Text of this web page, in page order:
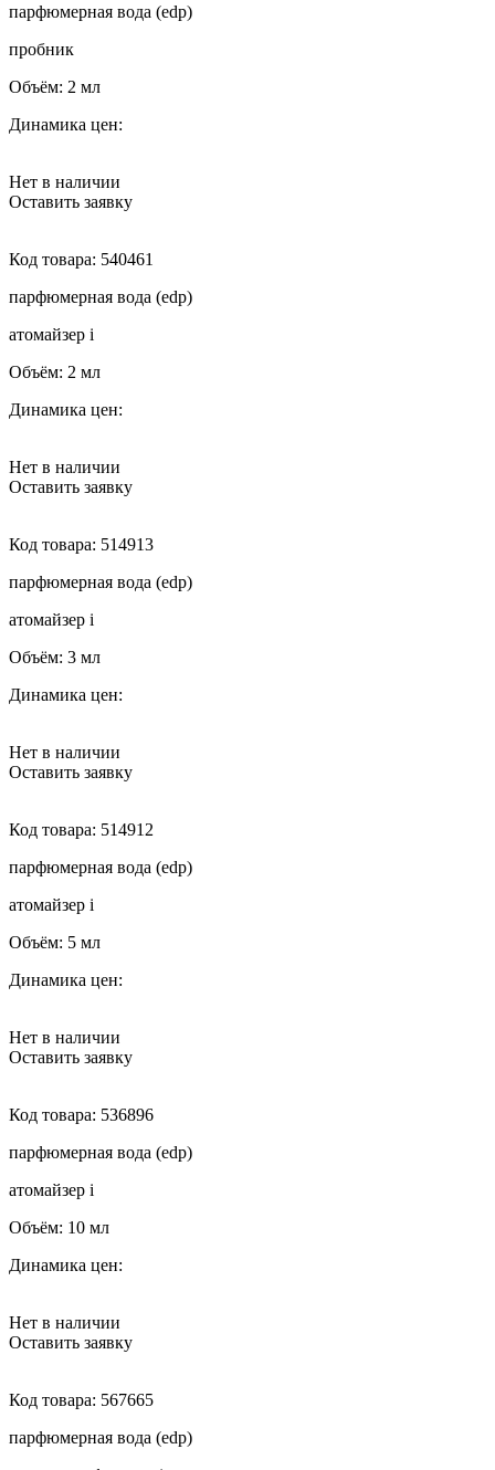
парфюмерная вода (edp)
пробник
Объём: 2 мл
Динамика цен:
Нет в наличии
Оставить заявку
Код товара: 540461
парфюмерная вода (edp)
атомайзер i
Объём: 2 мл
Динамика цен:
Нет в наличии
Оставить заявку
Код товара: 514913
парфюмерная вода (edp)
атомайзер i
Объём: 3 мл
Динамика цен:
Нет в наличии
Оставить заявку
Код товара: 514912
парфюмерная вода (edp)
атомайзер i
Объём: 5 мл
Динамика цен:
Нет в наличии
Оставить заявку
Код товара: 536896
парфюмерная вода (edp)
атомайзер i
Объём: 10 мл
Динамика цен:
Нет в наличии
Оставить заявку
Код товара: 567665
парфюмерная вода (edp)